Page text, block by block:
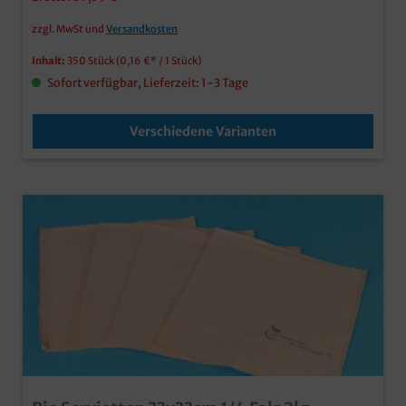
zzgl. MwSt und Versandkosten
Inhalt: 350 Stück (0,16 €* / 1 Stück)
Sofort verfügbar, Lieferzeit: 1-3 Tage
Verschiedene Varianten